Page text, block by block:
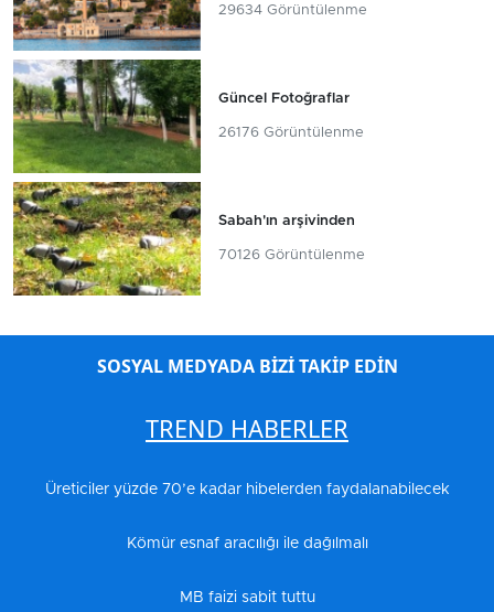
29634 Görüntülenme
Güncel Fotoğraflar
26176 Görüntülenme
Sabah'ın arşivinden
70126 Görüntülenme
SOSYAL MEDYADA BİZİ TAKİP EDİN
TREND HABERLER
Üreticiler yüzde 70’e kadar hibelerden faydalanabilecek
Kömür esnaf aracılığı ile dağılmalı
MB faizi sabit tuttu